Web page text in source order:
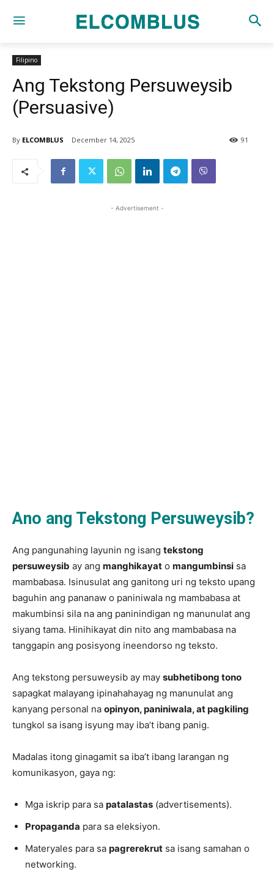
Filipino
Ang Tekstong Persuweysib
(Persuasive)
By ELCOMBLUS December 14, 2025 91
- Advertisement -
Ano ang Tekstong Persuweysib?
Ang pangunahing layunin ng isang tekstong
persuweysib ay ang manghikayat o mangumbinsi sa
mambabasa. Isinusulat ang ganitong uri ng teksto upang
baguhin ang pananaw o paniniwala ng mambabasa at
makumbinsi sila na ang paninindigan ng manunulat ang
siyang tama. Hinihikayat din nito ang mambabasa na
tanggapin ang posisyong ineendorso ng teksto.
Ang tekstong persuweysib ay may subhetibong tono
sapagkat malayang ipinahahayag ng manunulat ang
kanyang personal na opinyon, paniniwala, at pagkiling
tungkol sa isang isyung may iba’t ibang panig.
Madalas itong ginagamit sa iba’t ibang larangan ng
komunikasyon, gaya ng:
Mga iskrip para sa patalastas (advertisements).
Propaganda para sa eleksiyon.
Materyales para sa pagrerekrut sa isang samahan o
networking.